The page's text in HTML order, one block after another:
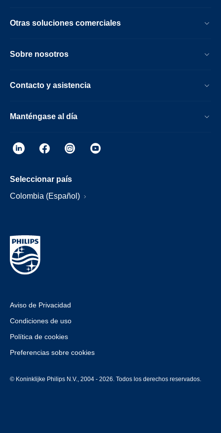
Otras soluciones comerciales
Sobre nosotros
Contacto y asistencia
Manténgase al día
Seleccionar país
Colombia (Español)
Aviso de Privacidad
Condiciones de uso
Política de cookies
Preferencias sobre cookies
© Koninklijke Philips N.V., 2004 - 2026. Todos los derechos reservados.